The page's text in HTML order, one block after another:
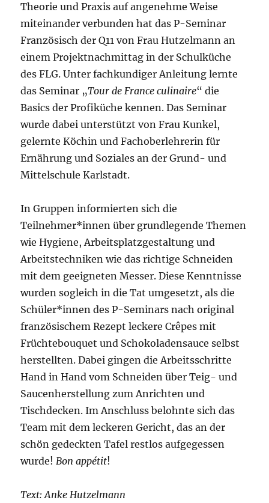
Theorie und Praxis auf angenehme Weise
miteinander verbunden hat das P-Seminar
Französisch der Q11 von Frau Hutzelmann an
einem Projektnachmittag in der Schulküche
des FLG. Unter fachkundiger Anleitung lernte
das Seminar „Tour de France culinaire“ die
Basics der Profiküche kennen. Das Seminar
wurde dabei unterstützt von Frau Kunkel,
gelernte Köchin und Fachoberlehrerin für
Ernährung und Soziales an der Grund- und
Mittelschule Karlstadt.
In Gruppen informierten sich die
Teilnehmer*innen über grundlegende Themen
wie Hygiene, Arbeitsplatzgestaltung und
Arbeitstechniken wie das richtige Schneiden
mit dem geeigneten Messer. Diese Kenntnisse
wurden sogleich in die Tat umgesetzt, als die
Schüler*innen des P-Seminars nach original
französischem Rezept leckere Crêpes mit
Früchtebouquet und Schokoladensauce selbst
herstellten. Dabei gingen die Arbeitsschritte
Hand in Hand vom Schneiden über Teig- und
Saucenherstellung zum Anrichten und
Tischdecken. Im Anschluss belohnte sich das
Team mit dem leckeren Gericht, das an der
schön gedeckten Tafel restlos aufgegessen
wurde!Bonappétit!
Text: Anke Hutzelmann